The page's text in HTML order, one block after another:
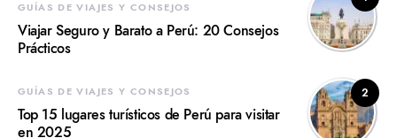
GUÍAS DE VIAJES Y CONSEJOS
Viajar Seguro y Barato a Perú: 20 Consejos
Prácticos
2
GUÍAS DE VIAJES Y CONSEJOS
Top 15 lugares turísticos de Perú para visitar
en 2025